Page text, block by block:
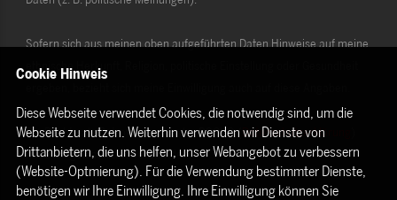
Sofern sich aus meinen oben aufgeführten Daten Hinweise auf meine
ethnische Herkunft, Religion, politische Einstellung oder Gesundheit
Die Rechte als Betroffener aus der DSGVO ( Datenschutzerklärung
habe ich gelesen und verstanden.
Cookie Hinweis
Diese Webseite verwendet Cookies, die notwendig sind, um die
Webseite zu nutzen. Weiterhin verwenden wir Dienste von
Drittanbietern, die uns helfen, unser Webangebot zu verbessern
(Website-Optmierung). Für die Verwendung bestimmter Dienste,
benötigen wir Ihre Einwilligung. Ihre Einwilligung können Sie